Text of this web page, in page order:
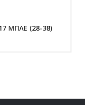
ΜΠΛΕ (28-38)